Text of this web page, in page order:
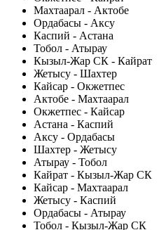
Махтаарал - Актобе
Ордабасы - Аксу
Каспий - Астана
Тобол - Атырау
Кызыл-Жар СК - Кайрат
Жетысу - Шахтер
Кайсар - Окжетпес
Актобе - Махтаарал
Окжетпес - Кайсар
Астана - Каспий
Аксу - Ордабасы
Шахтер - Жетысу
Атырау - Тобол
Кайрат - Кызыл-Жар СК
Кайсар - Махтаарал
Жетысу - Каспий
Ордабасы - Атырау
Тобол - Кызыл-Жар СК